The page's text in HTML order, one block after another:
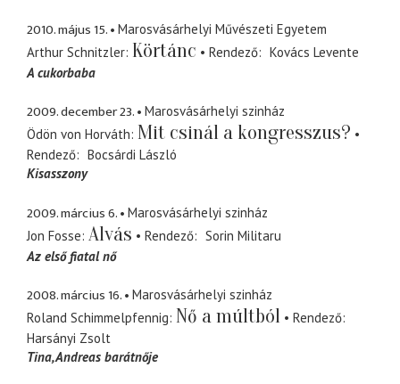
2010. május 15.
Marosvásárhelyi Művészeti Egyetem
Arthur Schnitzler Körtánc Rendező
Kovács Levente
A cukorbaba
2009. december 23.
Marosvásárhelyi szinház
Ödön von Horváth Mit csinál a kongresszus?
Rendező
Bocsárdi László
Kisasszony
2009. március 6.
Marosvásárhelyi szinház
Jon Fosse Alvás Rendező
Sorin Militaru
Az első fiatal nő
2008. március 16.
Marosvásárhelyi szinház
Roland Schimmelpfennig Nő a múltból
Rendező
Harsányi Zsolt
Tina Andreas barátnője